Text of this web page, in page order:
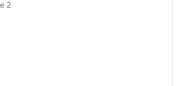
2